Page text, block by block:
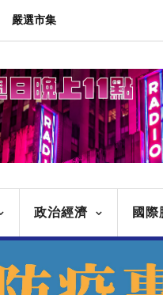
嚴選市集
政治經濟 國際